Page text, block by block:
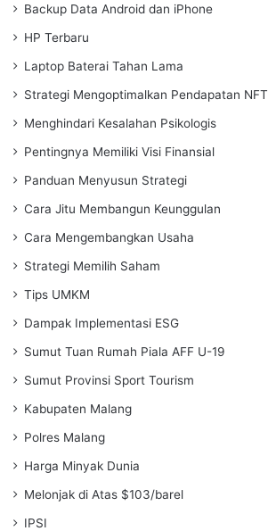
Backup Data Android dan iPhone
HP Terbaru
Laptop Baterai Tahan Lama
Strategi Mengoptimalkan Pendapatan NFT
Menghindari Kesalahan Psikologis
Pentingnya Memiliki Visi Finansial
Panduan Menyusun Strategi
Cara Jitu Membangun Keunggulan
Cara Mengembangkan Usaha
Strategi Memilih Saham
Tips UMKM
Dampak Implementasi ESG
Sumut Tuan Rumah Piala AFF U-19
Sumut Provinsi Sport Tourism
Kabupaten Malang
Polres Malang
Harga Minyak Dunia
Melonjak di Atas $103/barel
IPSI